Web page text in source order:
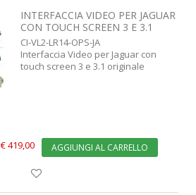
INTERFACCIA VIDEO PER JAGUAR
CON TOUCH SCREEN 3 E 3.1
CI-VL2-LR14-OPS-JA
Interfaccia Video per Jaguar con
touch screen 3 e 3.1 originale
€ 419,00 AGGIUNGI AL CARRELLO